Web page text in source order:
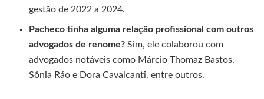
gestão de 2022 a 2024.
Pacheco tinha alguma relação profissional com outros
advogados de renome? Sim, ele colaborou com
advogados notáveis como Márcio Thomaz Bastos,
Sônia Ráo e Dora Cavalcanti, entre outros.